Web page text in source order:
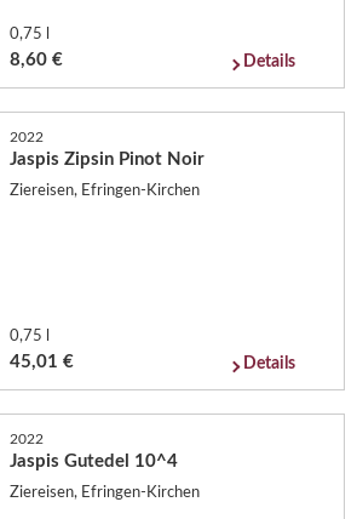
0,75 l
8,60 € Details
2022
Jaspis Zipsin Pinot Noir
Ziereisen, Efringen-Kirchen
0,75 l
45,01 € Details
2022
Jaspis Gutedel 10^4
Ziereisen, Efringen-Kirchen